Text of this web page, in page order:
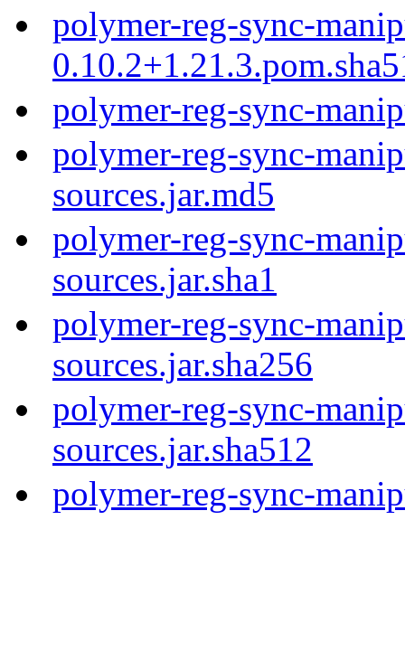
polymer-reg-sync-
polymer-reg-sync-
polymer-reg-sync-
sources.jar.md5
polymer-reg-sync-
sources.jar.sha1
polymer-reg-sync-
sources.jar.sha256
polymer-reg-sync-
sources.jar.sha512
polymer-reg-sync-